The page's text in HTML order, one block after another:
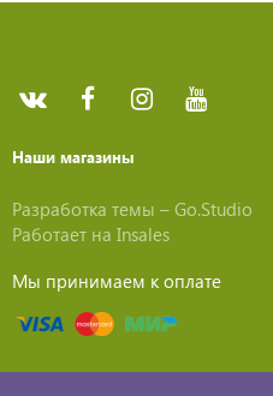
Наши магазины
Разработка темы – Go.Studio
Работает на Insales
Мы принимаем к оплате